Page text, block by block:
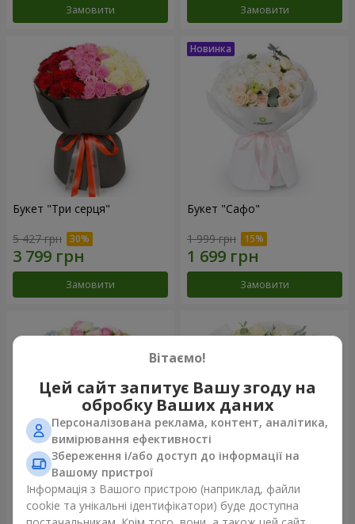
Замовити Замовити
Букет "Три серця"
5 427 грн
Замовити
Букет "Сафо"
1 999 грн
Замовити
Букет "Tarnis"
6 091 грн
Монобукет з 9 білих троянд
1 399 грн
Вітаємо!
Цей сайт запитує Вашу згоду на
обробку Ваших даних
Персоналізована реклама, контент, аналітика,
вимірювання ефективності
Збереження і/або доступ до інформації на
Вашому пристрої
Інформація з Вашого пристрою (наприклад, файли
cookie та унікальні ідентифікатори) буде доступна